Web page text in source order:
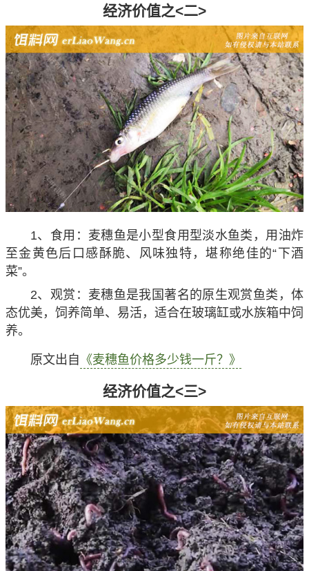
经济价值之<二>
1、食用：麦穗鱼是小型食用型淡水鱼类，用油炸
至金黄色后口感酥脆、风味独特，堪称绝佳的“下酒
菜”。
2、观赏：麦穗鱼是我国著名的原生观赏鱼类，体
态优美，饲养简单、易活，适合在玻璃缸或水族箱中饲
养。
原文出自 《麦穗鱼价格多少钱一斤？》
经济价值之<三>